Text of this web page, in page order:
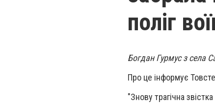
поліг
Богдан Гурмус з села
Про це інформує
"Знову трагічна